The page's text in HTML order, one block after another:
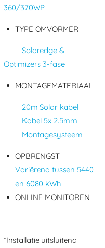
360/370WP
TYPE OMVORMER
Solaredge &
Optimizers 3-fase
MONTAGEMATERIAAL
20m Solar kabel
Kabel 5x 2.5mm
Montagesysteem
OPBRENGST
Variërend tussen 5440
en 6080 kWh
ONLINE MONITOREN
*Installatie uitsluitend